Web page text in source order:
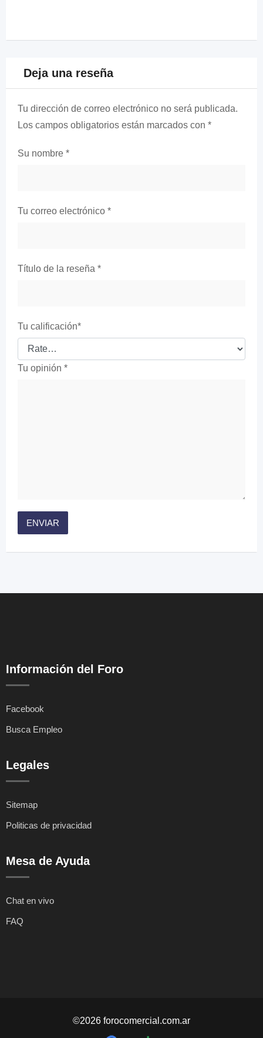
Deja una reseña
Tu dirección de correo electrónico no será publicada.
Los campos obligatorios están marcados con *
Su nombre *
Tu correo electrónico *
Título de la reseña *
Tu calificación*
Tu opinión *
Información del Foro
Facebook
Busca Empleo
Legales
Sitemap
Politicas de privacidad
Mesa de Ayuda
Chat en vivo
FAQ
©2026 forocomercial.com.ar